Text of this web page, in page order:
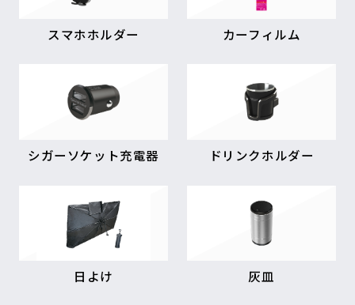
スマホホルダー カーフィルム
シガーソケット充電器 ドリンクホルダー
日よけ 灰皿